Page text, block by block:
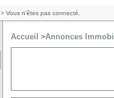
> Vous n'êtes pas connecté.
Accueil >Annonces